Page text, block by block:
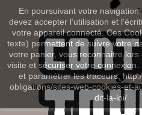
En poursuivant votre navigation
devez accepter l’utilisation et
votre appareil connecté. Ces
texte) permettent de suivre votre
votre panier, vous reconnaitre
visite et sécuriser votre connexion.
et paramétrer les traceurs:
obligations/sites-web-cookies-et-
dit-la-loi/